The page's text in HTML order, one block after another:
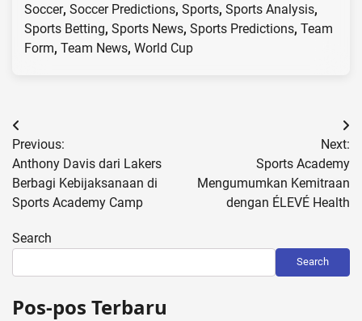
Soccer, Soccer Predictions, Sports, Sports Analysis,
Sports Betting, Sports News, Sports Predictions, Team
Form, Team News, World Cup
Post
navigation
Previous:
Anthony Davis dari Lakers
Berbagi Kebijaksanaan di
Sports Academy Camp
Next:
Sports Academy
Mengumumkan Kemitraan
dengan ÉLEVÉ Health
Search
Search
Pos-pos Terbaru